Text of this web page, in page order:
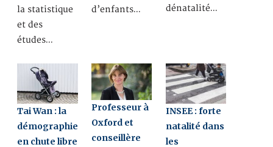
la statistique
et des
études…
d’enfants…
dénatalité…
Tai Wan : la
démographie
en chute libre
Professeur à
Oxford et
conseillère
INSEE : forte
natalité dans
les